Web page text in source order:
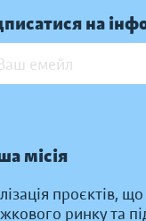
на
місія
проєктів,
ринку та